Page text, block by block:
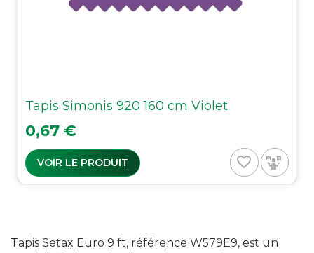
Tapis Simonis 920 160 cm Violet
Prix
0,67 €
VOIR LE PRODUIT favorite_border
Tapis Setax Euro 9 ft, référence W579E9, est un